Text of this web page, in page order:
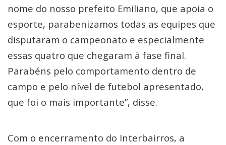
nome do nosso prefeito Emiliano, que apoia o
esporte, parabenizamos todas as equipes que
disputaram o campeonato e especialmente
essas quatro que chegaram à fase final.
Parabéns pelo comportamento dentro de
campo e pelo nível de futebol apresentado,
que foi o mais importante”, disse.
Com o encerramento do Interbairros, a